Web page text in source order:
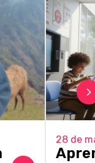
28 de